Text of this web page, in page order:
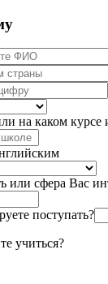
на каком курсе
или сфера Вас
поступать?
учиться?